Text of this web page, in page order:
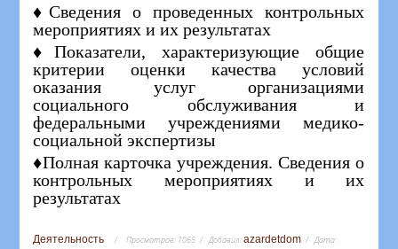
♦Сведения о проведенных контрольных
мероприятиях и их результатах
♦Показатели, характеризующие общие
критерии оценки качества условий
оказания услуг организациями
социального обслуживания и
федеральными учреждениями медико-
социальной экспертизы
♦Полная карточка учреждения. Сведения о
контрольных мероприятиях и их
результатах
Деятельность Просмотров: 1065 Добавил:azardetdom
Дата: